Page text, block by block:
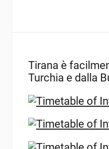
Tirana è
Turchia e dalla